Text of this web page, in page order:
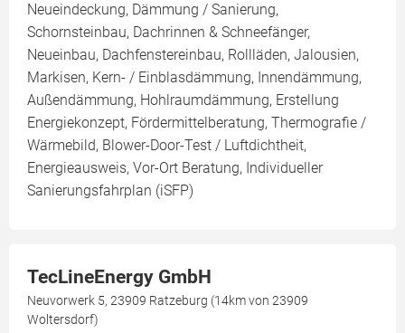
Neueindeckung, Dämmung / Sanierung,
Schornsteinbau, Dachrinnen & Schneefänger,
Neueinbau, Dachfenstereinbau, Rollläden, Jalousien,
Markisen, Kern- / Einblasdämmung, Innendämmung,
Außendämmung, Hohlraumdämmung, Erstellung
Energiekonzept, Fördermittelberatung, Thermografie /
Wärmebild, Blower-Door-Test / Luftdichtheit,
Energieausweis, Vor-Ort Beratung, Individueller
Sanierungsfahrplan (iSFP)
TecLineEnergy GmbH
Neuvorwerk 5, 23909 Ratzeburg (14km von 23909
Woltersdorf)